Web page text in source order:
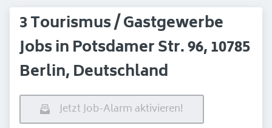
3 Tourismus / Gastgewerbe
Jobs in Potsdamer Str. 96, 10785
Berlin, Deutschland
Jetzt Job-Alarm aktivieren!